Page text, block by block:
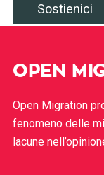
Sostienici
OPEN
Open Migration
fenomeno delle
lacune